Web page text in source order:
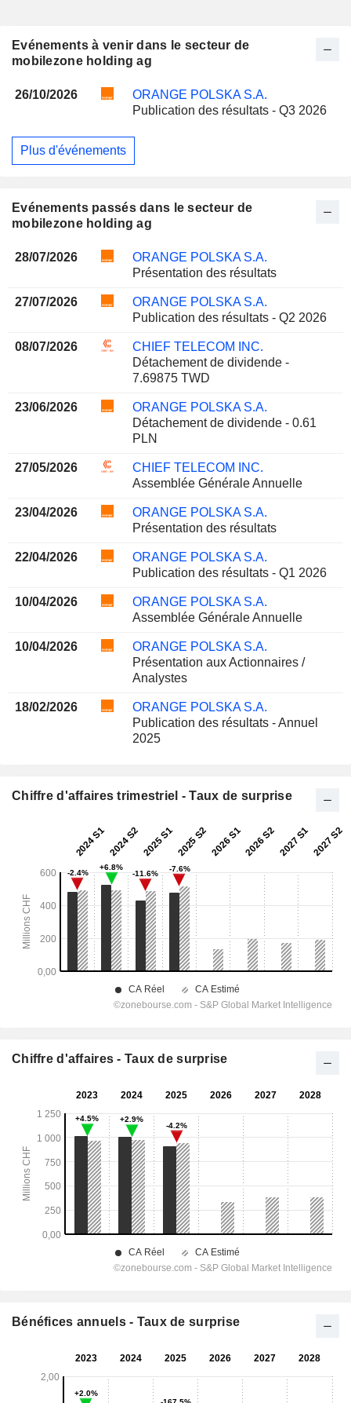
Evénements à venir dans le secteur de
mobilezone holding ag
26/10/2026
ORANGE POLSKA S.A.
Publication des résultats - Q3 2026
Plus d'événements
Evénements passés dans le secteur de
mobilezone holding ag
28/07/2026
ORANGE POLSKA S.A.
Présentation des résultats
27/07/2026
ORANGE POLSKA S.A.
Publication des résultats - Q2 2026
08/07/2026
CHIEF TELECOM INC.
Détachement de dividende -
7.69875 TWD
23/06/2026
ORANGE POLSKA S.A.
Détachement de dividende - 0.61
PLN
27/05/2026
CHIEF TELECOM INC.
Assemblée Générale Annuelle
23/04/2026
ORANGE POLSKA S.A.
Présentation des résultats
22/04/2026
ORANGE POLSKA S.A.
Publication des résultats - Q1 2026
10/04/2026
ORANGE POLSKA S.A.
Assemblée Générale Annuelle
10/04/2026
ORANGE POLSKA S.A.
Présentation aux Actionnaires /
Analystes
18/02/2026
ORANGE POLSKA S.A.
Publication des résultats - Annuel
2025
Chiffre d'affaires trimestriel - Taux de surprise
Chiffre d'affaires - Taux de surprise
Bénéfices annuels - Taux de surprise